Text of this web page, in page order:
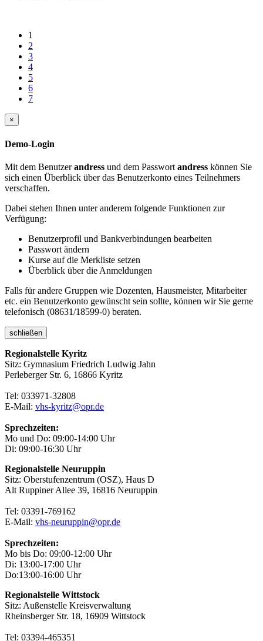
1
2
3
4
5
6
7
×
Demo-Login
Mit dem Benutzerandress und dem Passwort andress können Sie
sich einen Überblick über das Benutzerkonto eines Teilnehmers
verschaffen.
Dabei stehen Ihnen unter anderem folgende Funktionen zur
Verfügung:
Benutzerprofil und Bankverbindungen bearbeiten
Passwort ändern
Kurse auf die Merkliste setzen
Überblick über die Anmeldungen
Falls für andere Gruppen wie Dozenten, Hausmeister, Mitarbeiter
etc. ein Benutzerkonto gewünscht sein sollte, können wir Sie gerne
telefonisch (08631/18599-0) beraten.
schließen
Regionalstelle Kyritz
Sitz: Gymnasium Friedrich Ludwig Jahn
Perleberger Str. 6, 16866 Kyritz
Tel: 033971-32808
E-Mail: vhs-kyritz@opr.de
Sprechzeiten:
Mo und Do: 09:00-14:00 Uhr
Di: 09:00-16:30 Uhr
Regionalstelle Neuruppin
Sitz: Oberstufenzentrum (OSZ), Haus D
Alt Ruppiner Allee 39, 16816 Neuruppin
Tel: 03391-769162
E-Mail: vhs-neuruppin@opr.de
Sprechzeiten:
Mo bis Do: 09:00-12:00 Uhr
Di: 13:00-17:00 Uhr
Do:13:00-16:00 Uhr
Regionalstelle Wittstock
Sitz: Außenstelle Kreisverwaltung
Rheinsberger Str. 18, 16909 Wittstock
Tel: 03394-465351